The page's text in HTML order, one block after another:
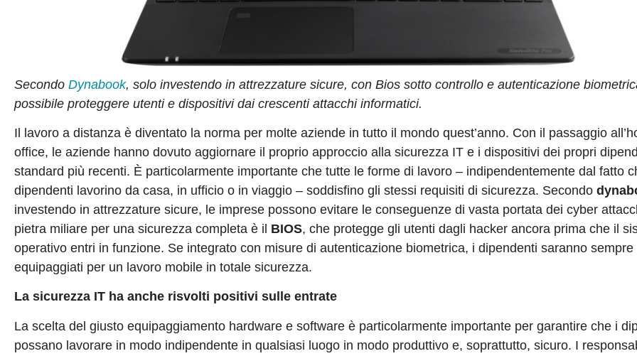
Secondo Dynabook, solo investendo in attrezzature sicure, con Bios sotto controllo e autenticazione
possibile proteggere utenti e dispositivi dai crescenti attacchi informatici.
Il lavoro a distanza è diventato la norma per molte aziende in tutto il mondo quest’anno. Con il passaggio
office, le aziende hanno dovuto aggiornare il proprio approccio alla sicurezza IT e i dispositivi dei propri
standard più recenti. È particolarmente importante che tutte le forme di lavoro – indipendentemente dal fatto
dipendenti lavorino da casa, in ufficio o in viaggio – soddisfino gli stessi requisiti di sicurezza. Secondo
investendo in attrezzature sicure, le imprese possono evitare le conseguenze di vasta portata dei cyber
pietra miliare per una sicurezza completa è il BIOS, che protegge gli utenti dagli hacker ancora prima che il
operativo entri in funzione. Se integrato con misure di autenticazione biometrica, i dipendenti saranno sempre
equipaggiati per un lavoro mobile in totale sicurezza.
La sicurezza IT ha anche risvolti positivi sulle entrate
La scelta del giusto equipaggiamento hardware e software è particolarmente importante per garantire che i
possano lavorare in modo indipendente in qualsiasi luogo in modo produttivo e, soprattutto, sicuro. I